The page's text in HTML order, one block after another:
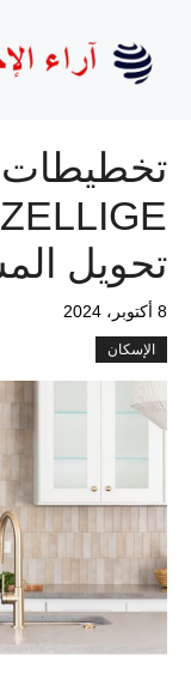
المحتوى
تخطيطات
تحويل
8 أكتوبر، 2024
الإسكان